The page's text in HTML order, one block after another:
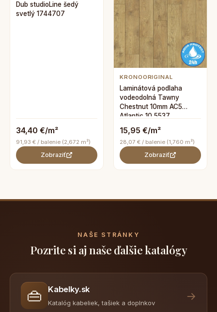
Dub studioLine šedý
svetlý 1744707
34,40 €/m²
91,93 € / balenie (2,672 m²)
Zobraziť
KRONOORIGINAL
Laminátová podlaha
vodeodolná Tawny
Chestnut 10mm AC5
Atlantic 10 5537
15,95 €/m²
28,07 € / balenie (1,760 m²)
Zobraziť
NAŠE STRÁNKY
Pozrite si aj naše ďalšie katalógy
👜 Kabelky.sk
Katalóg kabeliek, tašiek a doplnkov
→